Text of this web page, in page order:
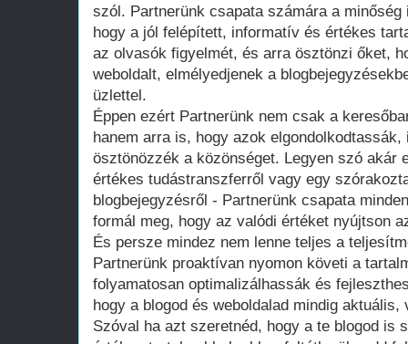
szól. Partnerünk csapata számára a
hogy a jól felépített, informatív és értékes
az olvasók figyelmét, és arra ösztönzi őket,
weboldalt, elmélyedjenek a
üzlettel.
Éppen ezért Partnerünk nem csak a
hanem arra is, hogy azok
ösztönözzék a közönséget. Legyen szó akár
értékes tudástranszferről vagy egy
blogbejegyzésről - Partnerünk csapata
formál meg, hogy az valódi értéket nyújtson
És persze mindez nem lenne teljes a
Partnerünk proaktívan nyomon követi a
folyamatosan optimalizálhassák és
hogy a blogod és weboldalad mindig
Szóval ha azt szeretnéd, hogy a te blogod is